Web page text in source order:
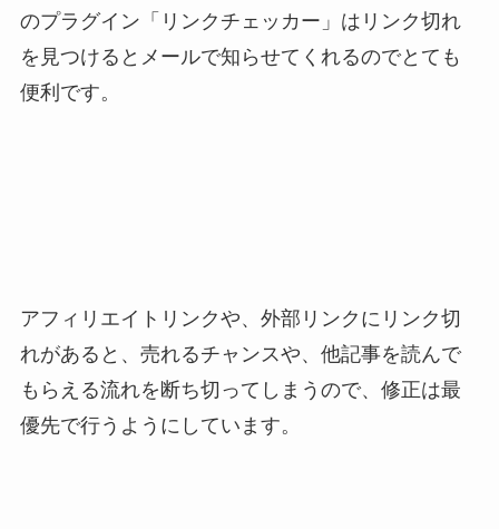
のプラグイン「リンクチェッカー」はリンク切れ
を見つけるとメールで知らせてくれるのでとても
便利です。
アフィリエイトリンクや、外部リンクにリンク切
れがあると、売れるチャンスや、他記事を読んで
もらえる流れを断ち切ってしまうので、修正は最
優先で行うようにしています。